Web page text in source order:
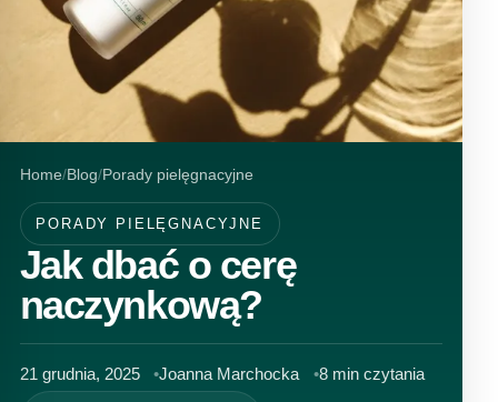
Home Blog Porady pielęgnacyjne
PORADY PIELĘGNACYJNE
Jak dbać o cerę
naczynkową?
21 grudnia, 2025 Joanna Marchocka 8 min czytania